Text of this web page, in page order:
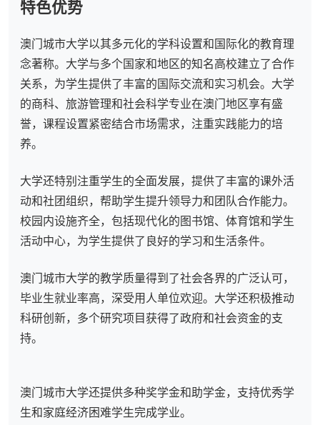
特色优势
澳门城市大学以其多元化的学科设置和国际化的教育理
念著称。大学与多个国家和地区的知名高校建立了合作
关系，为学生提供了丰富的国际交流和实习机会。大学
的商科、旅游管理和社会科学专业在澳门地区享有盛
誉，课程设置紧密结合市场需求，注重实践能力的培
养。
大学还特别注重学生的全面发展，提供了丰富的课外活
动和社团组织，帮助学生提升领导力和团队合作能力。
校园内设施齐全，包括现代化的图书馆、体育馆和学生
活动中心，为学生提供了良好的学习和生活条件。
澳门城市大学的教学质量得到了社会各界的广泛认可，
毕业生就业率高，深受用人单位欢迎。大学还积极推动
科研创新，多个研究项目获得了政府和社会资金的支
持。
澳门城市大学还提供多种奖学金和助学金，支持优秀学
生和家庭经济困难学生完成学业。